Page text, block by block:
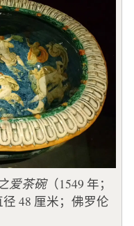
爱茶碗（1549 年；
48 厘米；佛罗伦